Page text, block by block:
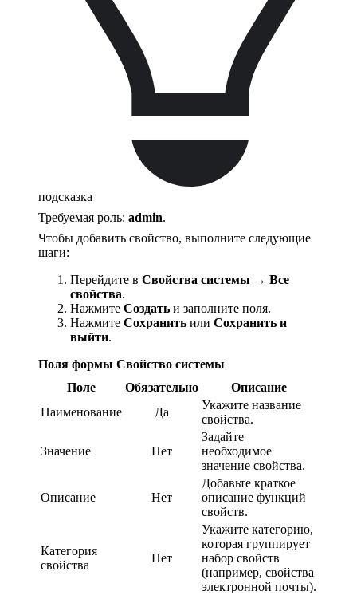
подсказка
Требуемая роль: admin.
Чтобы добавить свойство, выполните следующие
шаги:
Перейдите в Свойства системы → Все
свойства.
Нажмите Создать и заполните поля.
Нажмите Сохранить или Сохранить и
выйти.
Поля формы Свойство системы
Поле
Обязательно
Описание
Наименование
Да
Укажите название
свойства.
Значение Нет
Задайте
необходимое
значение свойства.
Описание Нет
Добавьте краткое
описание функций
свойств.
Категория
свойства
Нет
Укажите категорию,
которая группирует
набор свойств
(например, свойства
электронной почты).